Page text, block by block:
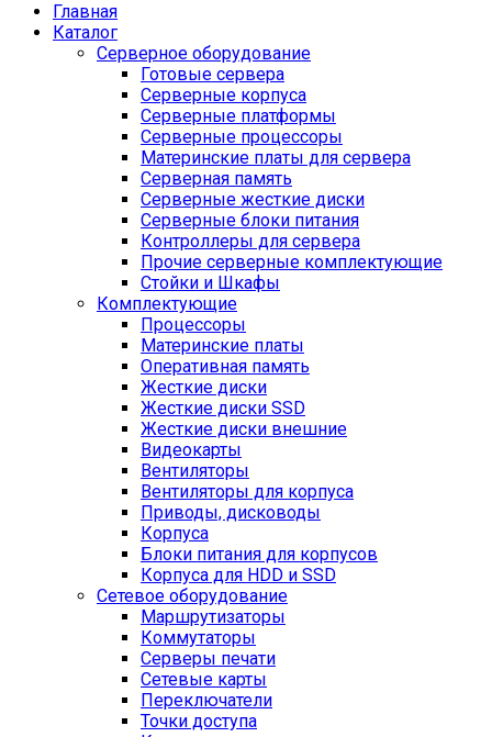
Главная
Каталог
Серверное оборудование
Готовые сервера
Серверные корпуса
Серверные платформы
Серверные процессоры
Материнские платы для сервера
Серверная память
Серверные жесткие диски
Серверные блоки питания
Контроллеры для сервера
Прочие серверные комплектующие
Стойки и Шкафы
Комплектующие
Процессоры
Материнские платы
Оперативная память
Жесткие диски
Жесткие диски SSD
Жесткие диски внешние
Видеокарты
Вентиляторы
Вентиляторы для корпуса
Приводы, дисководы
Корпуса
Блоки питания для корпусов
Корпуса для HDD и SSD
Сетевое оборудование
Маршрутизаторы
Коммутаторы
Серверы печати
Сетевые карты
Переключатели
Точки доступа